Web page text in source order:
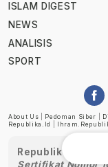
ISLAM DIGEST
NEWS
ANALISIS
SPORT
About Us Pedoman Siber
Republika.id
Republika telah
Sertifikat Nomor